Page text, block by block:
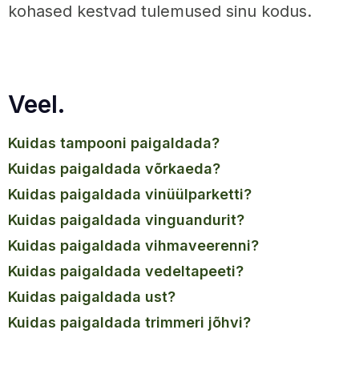
kohased kestvad tulemused sinu kodus.
Veel.
kuidas tampooni paigaldada?
kuidas paigaldada võrkaeda?
kuidas paigaldada vinüülparketti?
kuidas paigaldada vinguandurit?
kuidas paigaldada vihmaveerenni?
kuidas paigaldada vedeltapeeti?
kuidas paigaldada ust?
kuidas paigaldada trimmeri jõhvi?